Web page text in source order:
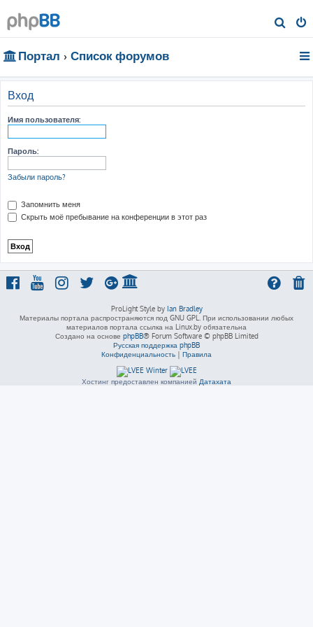
о
Портал Список форумов
Вход
Имя пользователя:
Пароль:
Забыли пароль?
Запомнить меня
Скрыть моё пребывание на конференции в этот раз
ProLight Style by Ian Bradley
Материалы портала распространяются под GNU GPL. При использовании любых
материалов портала ссылка на Linux.by обязательна
Создано на основе phpBB® Forum Software © phpBB Limited
Русская поддержка phpBB
Конфиденциальность | Правила
Хостинг предоставлен компанией Датахата